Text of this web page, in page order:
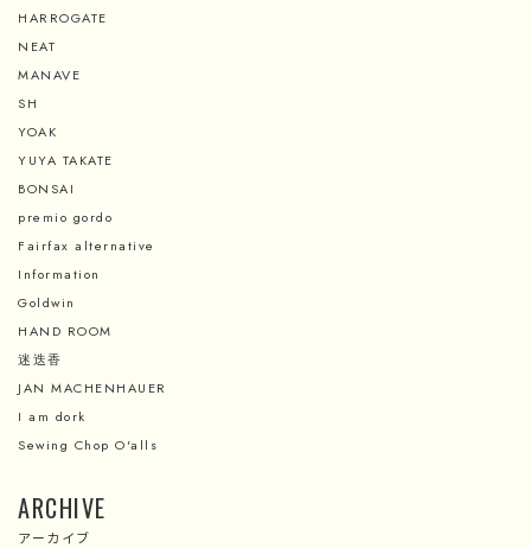
HARROGATE
NEAT
MANAVE
SH
YOAK
YUYA TAKATE
BONSAI
premio gordo
Fairfax alternative
Information
Goldwin
HAND ROOM
迷迭香
JAN MACHENHAUER
I am dork
Sewing Chop O'alls
ARCHIVE
アーカイブ